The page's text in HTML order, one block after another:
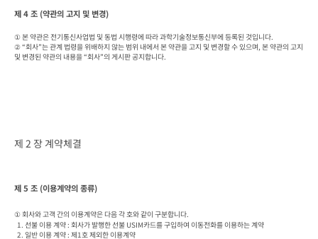
제 4 조 (약관의 고지 및 변경)
① 본 약관은 전기통신사업법 및 동법 시행령에 따라 과학기술정보통신부에 등록된 것입니다.
② “회사”는 관계 법령을 위배하지 않는 범위 내에서 본 약관을 고지 및 변경할 수 있으며, 본 약관의 고지
및 변경된 약관의 내용을 “회사”의 게시판 공지합니다.
제 2 장 계약체결
제 5 조 (이용계약의 종류)
① 회사와 고객 간의 이용계약은 다음 각 호와 같이 구분합니다.